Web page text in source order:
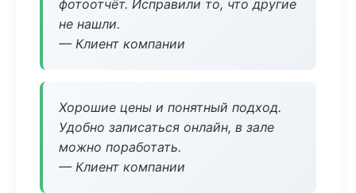
фотоотчёт. Исправили то, что другие
не нашли.
— Клиент компании
Хорошие цены и понятный подход.
Удобно записаться онлайн, в зале
можно поработать.
— Клиент компании